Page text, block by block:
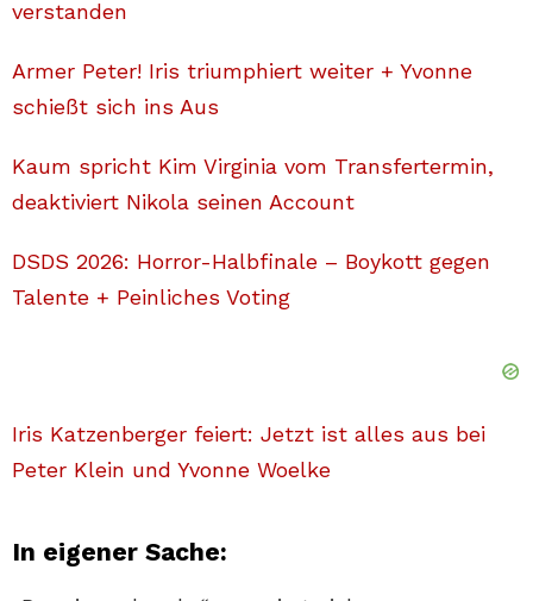
verstanden
Armer Peter! Iris triumphiert weiter + Yvonne
schießt sich ins Aus
Kaum spricht Kim Virginia vom Transfertermin,
deaktiviert Nikola seinen Account
DSDS 2026: Horror-Halbfinale – Boykott gegen
Talente + Peinliches Voting
Iris Katzenberger feiert: Jetzt ist alles aus bei
Peter Klein und Yvonne Woelke
In eigener Sache: